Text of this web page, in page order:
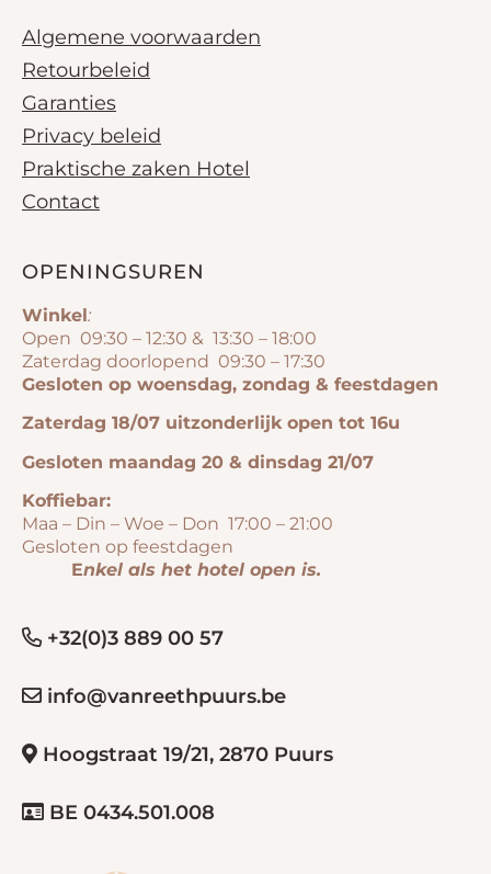
Algemene voorwaarden
Retourbeleid
Garanties
Privacy beleid
Praktische zaken Hotel
Contact
OPENINGSUREN
Winkel:
Open 09:30 – 12:30 & 13:30 – 18:00
Zaterdag doorlopend 09:30 – 17:30
Gesloten op woensdag, zondag & feestdagen
Zaterdag 18/07 uitzonderlijk open tot 16u
Gesloten maandag 20 & dinsdag 21/07
Koffiebar:
Maa – Din – Woe – Don 17:00 – 21:00
Gesloten op feestdagen
Enkel als het hotel open is.
+32(0)3 889 00 57
info@vanreethpuurs.be
Hoogstraat 19/21, 2870 Puurs
BE 0434.501.008